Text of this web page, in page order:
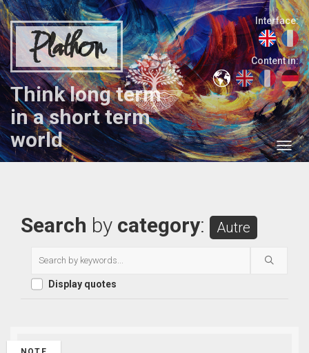
Plathon
Think long term
in a short term
world
Interface:
Content in:
Search by category: Autre
Display quotes